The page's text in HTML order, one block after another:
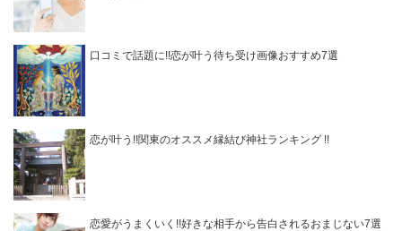
口コミで話題に!!恋が叶う待ち受け画像おすすめ7選
恋が叶う!!関東のオススメ縁結び神社ランキング !!
恋愛がうまくいく!!好きな相手から告白されるおまじない7選